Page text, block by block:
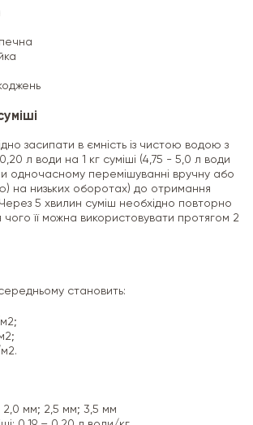
засипати в ємність із чистою водою з
л води на 1 кг суміші (4,75 - 5,0 л води
одночасному перемішуванні вручну або
на низьких оборотах) до отримання
5 хвилин суміш необхідно повторно
чого її можна використовувати протягом 2
становить:
2,0 мм; 2,5 мм; 3,5 мм